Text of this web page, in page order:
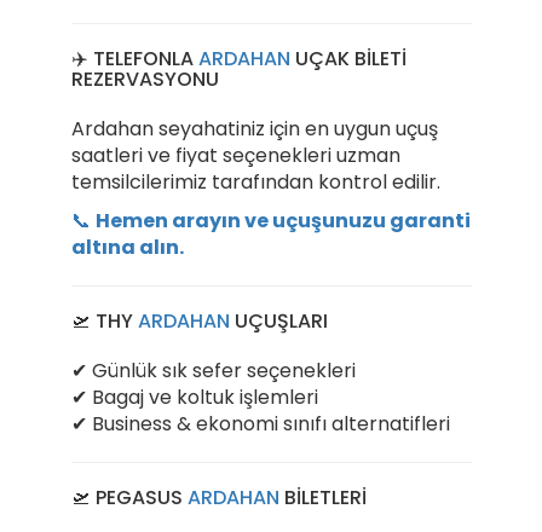
✈️ TELEFONLAARDAHAN UÇAK BİLETİ
REZERVASYONU
Ardahan seyahatiniz için en uygun uçuş
saatleri ve fiyat seçenekleri uzman
temsilcilerimiz tarafından kontrol edilir.
📞 Hemen arayın ve uçuşunuzu garanti
altına alın.
🛫 THYARDAHAN UÇUŞLARI
✔ Günlük sık sefer seçenekleri
✔ Bagaj ve koltuk işlemleri
✔ Business & ekonomi sınıfı alternatifleri
🛫 PEGASUS ARDAHAN BİLETLERİ